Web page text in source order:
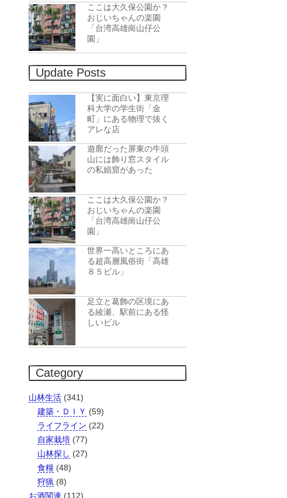
ここは大久保公園か？
おじいちゃんの楽園
「台湾高雄崗山仔公
園」
Update Posts
【実に面白い】東京理
科大学の学生街「金
町」にある物理で抜く
アレな店
遊廓だった屏東の牛頭
山には飾り窓スタイル
の私娼窟があった
ここは大久保公園か？
おじいちゃんの楽園
「台湾高雄崗山仔公
園」
世界一高いところにあ
る超高層風俗街「高雄
８５ビル」
足立と葛飾の区境にあ
る綾瀬、駅前にある怪
しいビル
Category
山林生活 (341)
建築・ＤＩＹ (59)
ライフライン (22)
自家栽培 (77)
山林探し (27)
食糧 (48)
狩猟 (8)
お酒関連 (112)